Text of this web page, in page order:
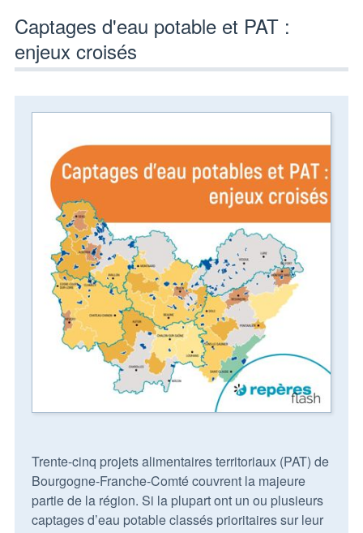
Captages d'eau potable et PAT :
enjeux croisés
Trente-cinq projets alimentaires territoriaux (PAT) de
Bourgogne-Franche-Comté couvrent la majeure
partie de la région. Si la plupart ont un ou plusieurs
captages d’eau potable classés prioritaires sur leur